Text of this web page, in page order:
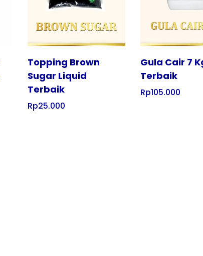
Topping Brown
Sugar Liquid
Terbaik
Rp25.000
Gula Cair 7
Terbaik
Rp105.000